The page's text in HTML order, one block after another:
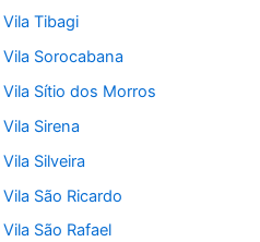
Tibagi
Sorocabana
Sítio dos Morros
Sirena
Silveira
São Ricardo
São Rafael